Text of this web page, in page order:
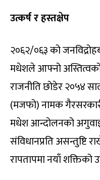
उत्कर्ष र हस्तक्षेप
२०६२/०६३ को
मधेशले आफ्नो अस्तित्वको
राजनीति छोडेर २०५४
(मजफो) नामक
मधेश आन्दोलनको
संविधानप्रति
रापतापमा नयाँ शक्तिको